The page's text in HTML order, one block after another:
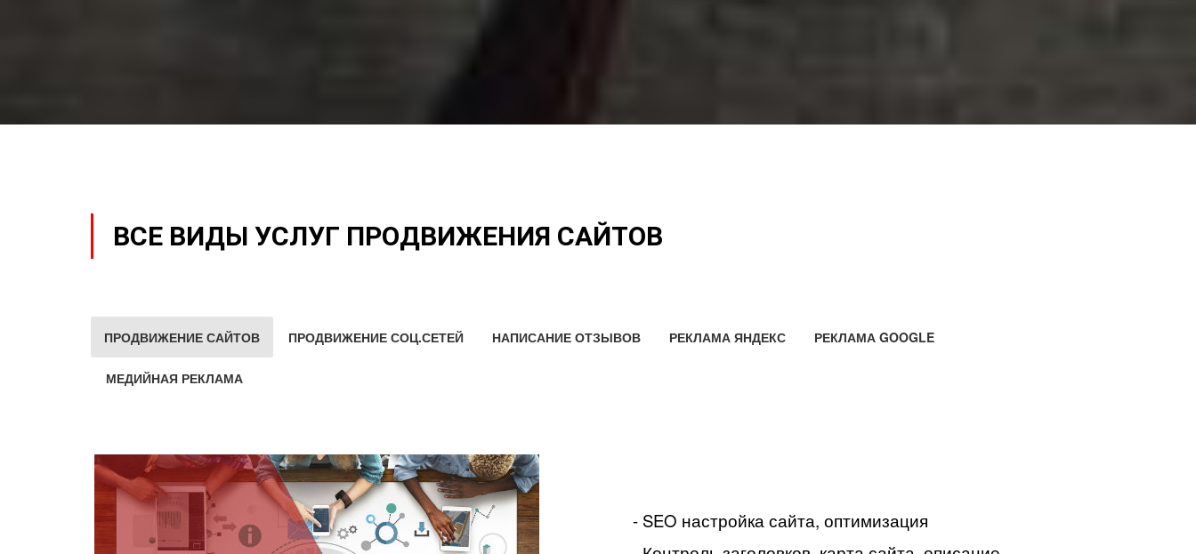
ВСЕ ВИДЫ УСЛУГ ПРОДВИЖЕНИЯ САЙТОВ
ПРОДВИЖЕНИЕ САЙТОВ ПРОДВИЖЕНИЕ СОЦ.СЕТЕЙ НАПИСАНИЕ ОТЗЫВОВ РЕКЛАМА ЯНДЕКС РЕКЛАМА GOOGLE
МЕДИЙНАЯ РЕКЛАМА
- SEO настройка сайта, оптимизация